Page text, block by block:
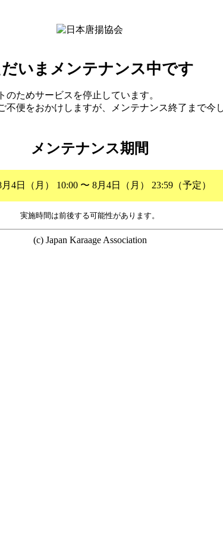
いまメンテナンス中です
のためサービスを停止しています。
不便をおかけしますが、メンテナンス終了まで今
メンテナンス期間
月4日（月） 10:00 〜 8月4日（月） 23:59（予定）
実施時間は前後する可能性があります。
(c) Japan Karaage Association